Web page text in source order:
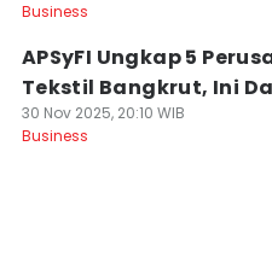
Business
APSyFI Ungkap 5
Tekstil Bangkrut, Ini
30 Nov 2025, 20:10 WIB
Business